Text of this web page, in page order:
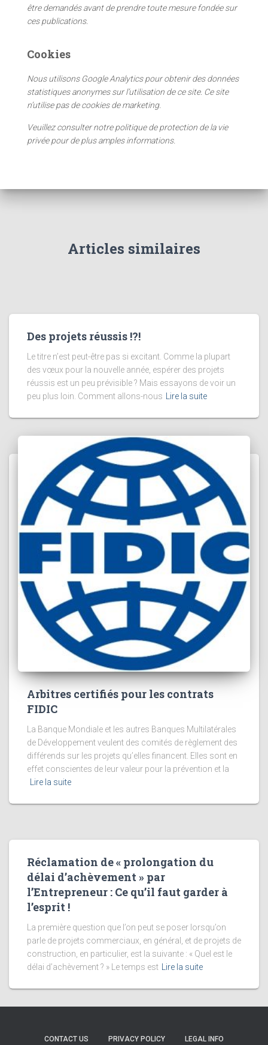
:
être demandés avant de prendre toute mesure fondée sur
ces publications.
Cookies
Nous utilisons Google Analytics pour obtenir des données
statistiques anonymes sur l’utilisation de ce site. Ce site
n’utilise pas de cookies de marketing.
Veuillez consulter notre politique de protection de la vie
privée pour de plus amples informations.
Articles similaires
Des projets réussis !?!
Le titre n’est peut-être pas si excitant. Comme la plupart
des vœux pour la nouvelle année, espérer des projets
réussis est un peu prévisible ? Mais essayons de voir un
peu plus loin. Comment allons-nous
Lire la suite
Arbitres certifiés pour les contrats
FIDIC
La Banque Mondiale et les autres Banques Multilatérales
de Développement veulent des comités de règlement des
différends sur les projets qu’elles financent. Elles sont en
effet conscientes de leur valeur pour la prévention et la
Lire la suite
Réclamation de « prolongation du
délai d’achèvement » par
l’Entrepreneur : Ce qu’il faut garder à
l’esprit !
La première question que l’on peut se poser lorsqu’on
parle de projets commerciaux, en général, et de projets de
construction, en particulier, est la suivante : « Quel est le
délai d’achèvement ? » Le temps est Lire la suite
CONTACT US PRIVACY POLICY LEGAL INFO